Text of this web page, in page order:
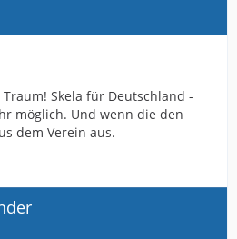
Skela für Deutschland -
möglich. Und wenn die den
dem Verein aus.